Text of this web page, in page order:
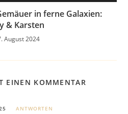
in ferne Galaxien:
& Karsten
August 2024
EINEN KOMMENTAR
ANTWORTEN